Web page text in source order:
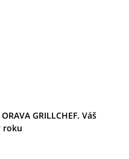
GRILLCHEF. Váš
roku